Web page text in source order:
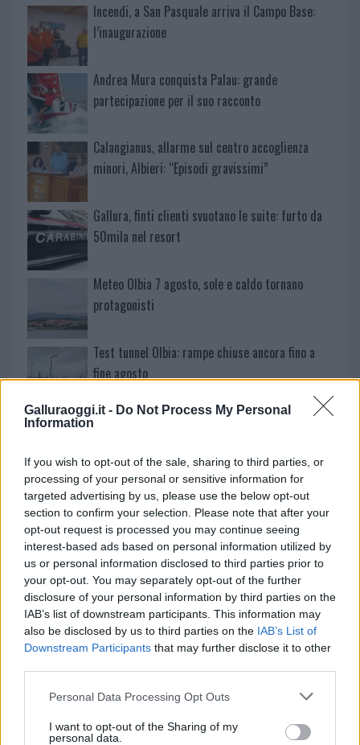
Galluraoggi.it - Do Not Process My Personal
Information
If you wish to opt-out of the sale, sharing to third parties, or
processing of your personal or sensitive information for
targeted advertising by us, please use the below opt-out
section to confirm your selection. Please note that after your
opt-out request is processed you may continue seeing
interest-based ads based on personal information utilized by
us or personal information disclosed to third parties prior to
your opt-out. You may separately opt-out of the further
disclosure of your personal information by third parties on the
IAB’s list of downstream participants. This information may
also be disclosed by us to third parties on the IAB’s List of
Downstream Participants that may further disclose it to other
Please note that this website/app uses one or more Google
not limited to your visit or usage behaviour. You may click to
Personal Data Processing Opt Outs
I want to opt-out of the Sharing of my
personal data.
Incendi, a San Pasquale arriva il Campo Base:
l’inaugurazione
Andrea Mura conquista Palau: grande
partecipazione per il suo racconto
Calangianus, allarme sul centro accoglienza
minori, Albieri: “Episodi gravissimi”
Gallura, finti clienti svuotano le suite: furto da
50mila nel resort
Meteo Olbia 7 agosto, sole e caldo tornano
protagonisti
Test tunnel Olbia: rampe chiuse ancora fino a
fine agosto
NECROLOGIE
Mario Malu
Paolo Pinna